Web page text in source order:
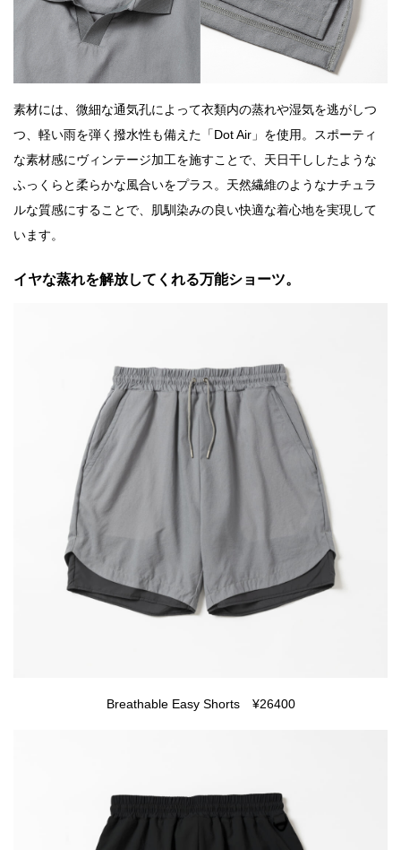
素材には、微細な通気孔によって衣類内の蒸れや湿気を逃がしつ
つ、軽い雨を弾く撥水性も備えた「Dot Air」を使用。スポーティ
な素材感にヴィンテージ加工を施すことで、天日干ししたような
ふっくらと柔らかな風合いをプラス。天然繊維のようなナチュラ
ルな質感にすることで、肌馴染みの良い快適な着心地を実現して
います。
イヤな蒸れを解放してくれる万能ショーツ。
Breathable Easy Shorts ¥26400